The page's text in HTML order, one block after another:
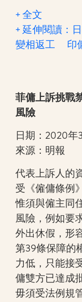
+ 全文
+ 延伸閱讀：
變相返工 印
菲傭上訴挑戰
風險
日期：2020年
來源：明報
代表上訴人的
受《僱傭條例
惟須與僱主同
風險，例如要
外出休假，形
第39條保障的
力低，只能接
傭雙方已達成
毋須受法例規管